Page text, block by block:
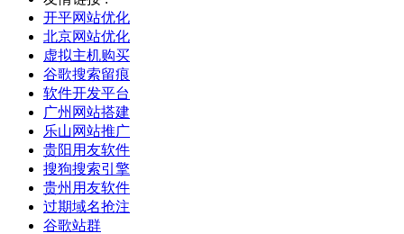
开平网站优化
北京网站优化
虚拟主机购买
谷歌搜索留痕
软件开发平台
广州网站搭建
乐山网站推广
贵阳用友软件
搜狗搜索引擎
贵州用友软件
过期域名抢注
谷歌站群